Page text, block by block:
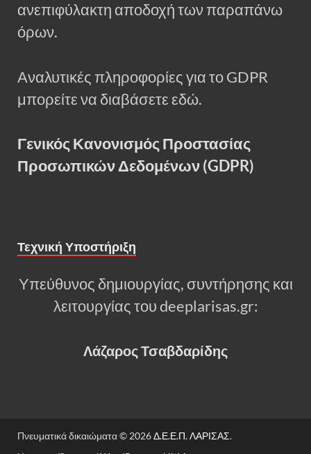
ανεπιφύλακτη αποδοχή των παραπάνω
όρων.
Αναλυτικές πληροφορίες για το GDPR
μπορείτε να διαβάσετε εδώ.
Γενικός Κανονισμός Προστασίας
Προσωπικών Δεδομένων (GDPR)
Τεχνική Υποστήριξη
Υπεύθυνος δημιουργίας, συντήρησης και
λειτουργίας του deeplarisas.gr:
Λάζαρος Τσαβδαρίδης
Πνευματικά δικαιώματα © 2026Δ.Ε.Ε.Π. ΛΑΡΙΣΑΣ.